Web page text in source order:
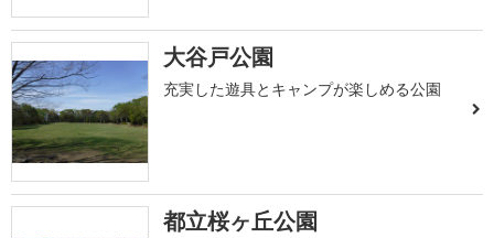
大谷戸公園
充実した遊具とキャンプが楽しめる公園
都立桜ヶ丘公園